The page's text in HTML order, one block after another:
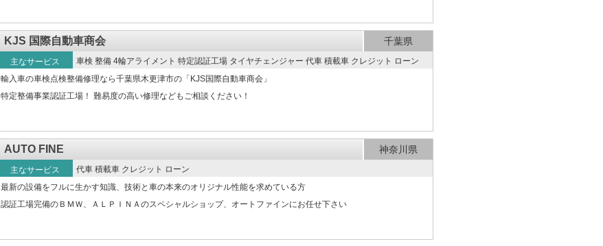
KJS 国際自動車商会 千葉県
主なサービス
車検 整備 4輪アライメント 特定認証工場 タイヤチェンジャー 代車 積載車 クレジット
輸入車の車検点検整備修理なら千葉県木更津市の「KJS国際自動車商会」
特定整備事業認証工場！ 難易度の高い修理などもご相談ください！
AUTO FINE 神奈川県
主なサービス
代車 積載車 クレジット ローン
最新の設備をフルに生かす知識、技術と車の本来のオリジナル性能を求めている方
認証工場完備のＢＭＷ、ＡＬＰＩＮＡのスペシャルショップ、オートファインにお任せ下さい